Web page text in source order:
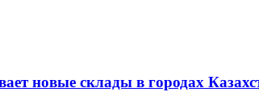
новые склады в городах